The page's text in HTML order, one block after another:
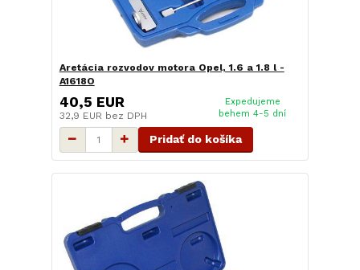
Aretácia rozvodov motora Opel, 1.6 a 1.8 l -
A1618O
40,5 EUR
32,9 EUR bez DPH
Expedujeme
behem 4-5 dní
Pridať do košíka